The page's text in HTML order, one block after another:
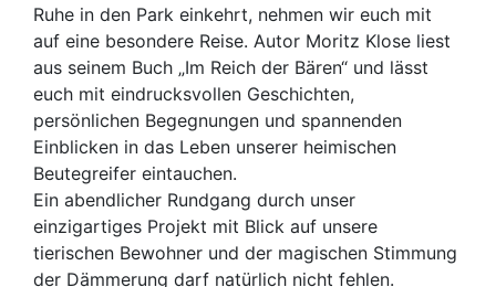
Ruhe in den Park einkehrt, nehmen wir euch mit
auf eine besondere Reise. Autor Moritz Klose liest
aus seinem Buch „Im Reich der Bären“ und lässt
euch mit eindrucksvollen Geschichten,
persönlichen Begegnungen und spannenden
Einblicken in das Leben unserer heimischen
Beutegreifer eintauchen.
Ein abendlicher Rundgang durch unser
einzigartiges Projekt mit Blick auf unsere
tierischen Bewohner und der magischen Stimmung
der Dämmerung darf natürlich nicht fehlen.